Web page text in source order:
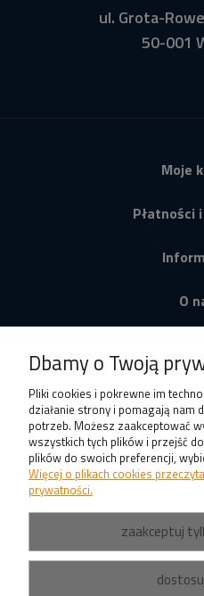
ul. Grota-
50-001
Moje
Płatności
O
Dbamy o Twoją
Pliki cookies i pokrewne im
działanie strony i pomagają
potrzeb. Możesz zaakceptować
wszystkich tych plików i przejść
plików do swoich preferencji,
Więcej o plikach cookies
prywatności.
zaakceptuj